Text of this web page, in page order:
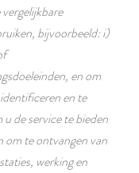
bijvoorbeeld: i)
en om
en te
de service te bieden
om te ontvangen van
werking en